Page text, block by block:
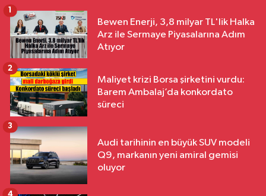
Bewen Enerji, 3,8 milyar TL'lik Halka
Arz ile Sermaye Piyasalarına Adım
Atıyor
1
Maliyet krizi Borsa şirketini vurdu:
Barem Ambalaj’da konkordato
süreci
2
Audi tarihinin en büyük SUV modeli
Q9, markanın yeni amiral gemisi
oluyor
3
4